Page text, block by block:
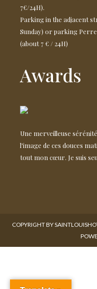
7€/24H).
Parking in the adjacent
Sunday) or parking
(about 7 € / 24H)
Awards
Une merveilleuse
l'image de ces douces
tout mon cœur. Je suis
COPYRIGHT BY